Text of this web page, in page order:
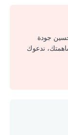
جودة
ندعوك